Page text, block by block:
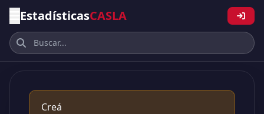
EstadísticasCASLA
Creá